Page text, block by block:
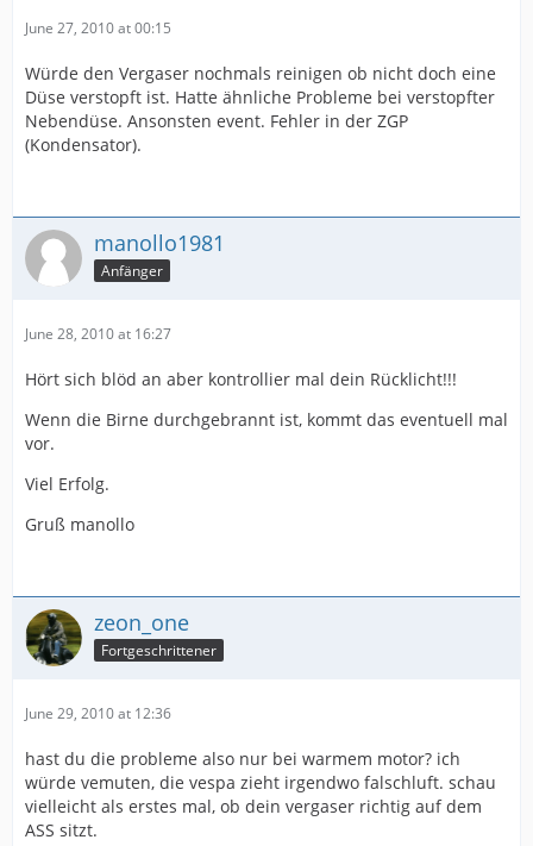
June 27, 2010 at 00:15
Würde den Vergaser nochmals reinigen ob nicht doch eine
Düse verstopft ist. Hatte ähnliche Probleme bei verstopfter
Nebendüse. Ansonsten event. Fehler in der ZGP
(Kondensator).
manollo1981
Anfänger
June 28, 2010 at 16:27
Hört sich blöd an aber kontrollier mal dein Rücklicht!!!
Wenn die Birne durchgebrannt ist, kommt das eventuell mal
vor.
Viel Erfolg.
Gruß manollo
zeon_one
Fortgeschrittener
June 29, 2010 at 12:36
hast du die probleme also nur bei warmem motor? ich
würde vemuten, die vespa zieht irgendwo falschluft. schau
vielleicht als erstes mal, ob dein vergaser richtig auf dem
ASS sitzt.